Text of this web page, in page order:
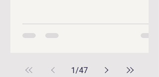
1 /47